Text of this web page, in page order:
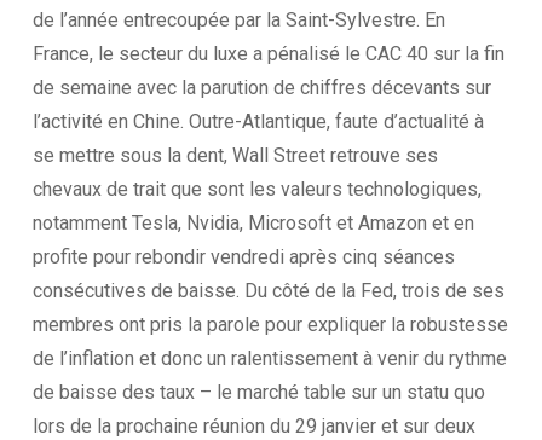
de l’année entrecoupée par la Saint-Sylvestre. En
France, le secteur du luxe a pénalisé le CAC 40 sur la fin
de semaine avec la parution de chiffres décevants sur
l’activité en Chine. Outre-Atlantique, faute d’actualité à
se mettre sous la dent, Wall Street retrouve ses
chevaux de trait que sont les valeurs technologiques,
notamment Tesla, Nvidia, Microsoft et Amazon et en
profite pour rebondir vendredi après cinq séances
consécutives de baisse. Du côté de la Fed, trois de ses
membres ont pris la parole pour expliquer la robustesse
de l’inflation et donc un ralentissement à venir du rythme
de baisse des taux – le marché table sur un statu quo
lors de la prochaine réunion du 29 janvier et sur deux